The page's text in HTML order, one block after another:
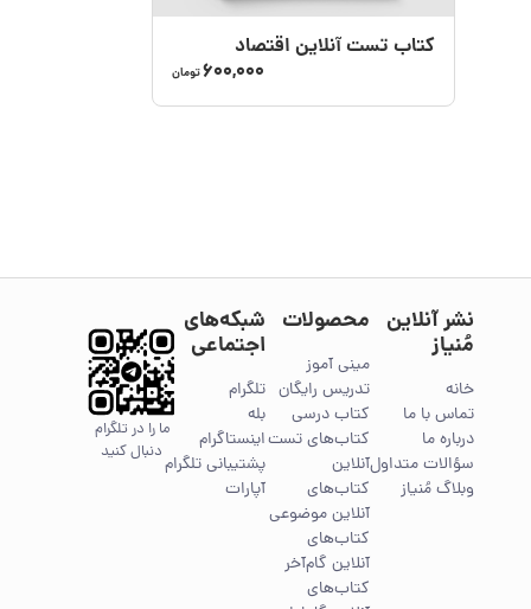
کتاب تست آنلاین اقتصاد
600,000تومان
نشر آنلاین
مُنیاز
خانه
تماس با ما
درباره ما
سؤالات متداول
وبلاگ مُنیاز
محصولات
مینی آموز
تدریس رایگان
کتاب درسی
کتاب‌های تست
آنلاین
کتاب‌های
آنلاین موضوعی
کتاب‌های
آنلاین گام‌آخر
کتاب‌های
شبکه‌های
اجتماعی
تلگرام
بله
اینستاگرام
پشتیبانی تلگرام
آپارات
ما را در تلگرام
دنبال کنید